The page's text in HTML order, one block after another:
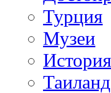
Турция
Музеи
История
Таиланд